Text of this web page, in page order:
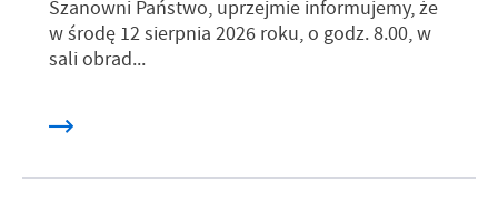
Szanowni Państwo, uprzejmie informujemy, że
w środę 12 sierpnia 2026 roku, o godz. 8.00, w
sali obrad...